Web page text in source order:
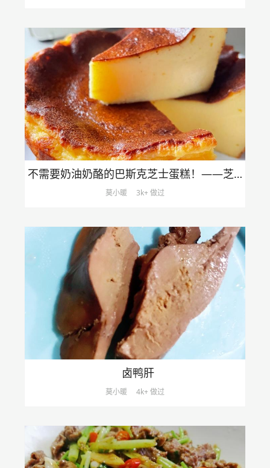
不需要奶油奶酪的巴斯克芝士蛋糕！——芝士片版蛋糕（四）
莫小暖 3k+ 做过
卤鸭肝
莫小暖 4k+ 做过